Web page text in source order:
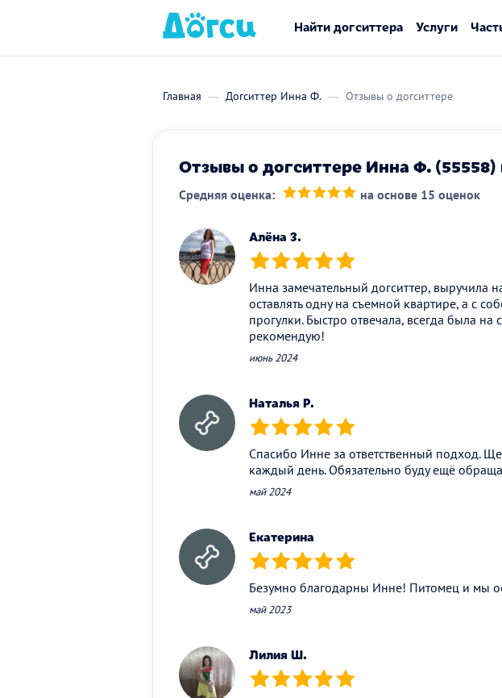
Найти догситтера Услуги
Главная Догситтер Инна Ф. Отзывы о догситтере
Отзывы о догситтере Инна Ф. (55558)
Средняя оценка: на основе 15 оценок
Алёна З.
(*) (*) (*) (*) (*)
Инна замечательный догситтер, выручила
оставлять одну на съемной квартире, а с
прогулки. Быстро отвечала, всегда была
рекомендую!
июнь 2024
Наталья Р.
(*) (*) (*) (*) (*)
Спасибо Инне за ответственный подход.
каждый день. Обязательно буду ещё
май 2024
Екатерина
(*) (*) (*) (*) (*)
Безумно благодарны Инне! Питомец и мы
май 2023
Лилия Ш.
(*) (*) (*) (*) (*)